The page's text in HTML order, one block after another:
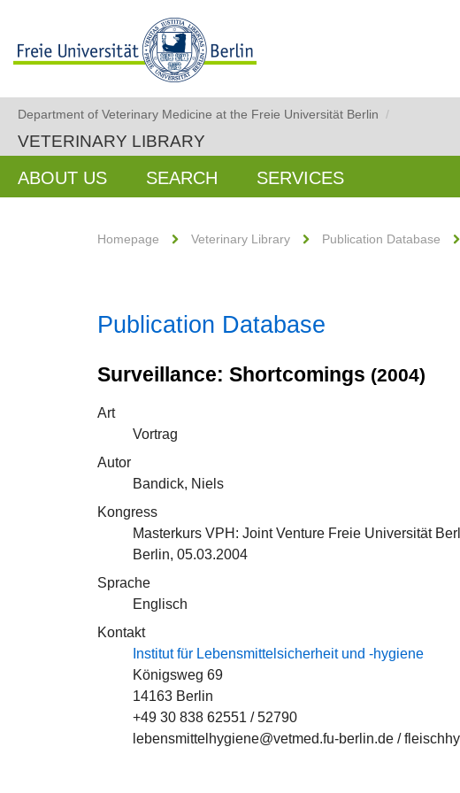
Department of Veterinary Medicine at the Freie Universität Berlin /
VETERINARY LIBRARY
ABOUT US SEARCH SERVICES
Homepage Veterinary Library Publication Database
Publication Database
Surveillance: Shortcomings (2004)
Art
Vortrag
Autor
Bandick, Niels
Kongress
Masterkurs VPH: Joint Venture Freie Universität
Berlin, 05.03.2004
Sprache
Englisch
Kontakt
Institut für Lebensmittelsicherheit und -hygiene
Königsweg 69
14163 Berlin
+49 30 838 62551 / 52790
lebensmittelhygiene@vetmed.fu-berlin.de /